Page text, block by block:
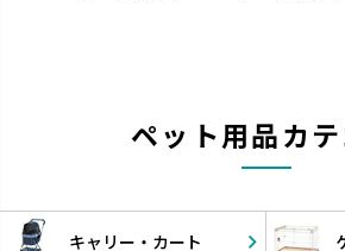
ペット用品カテ
キャリー・ カート